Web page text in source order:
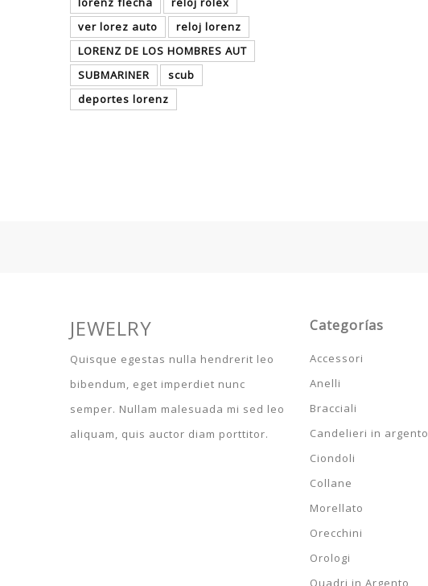
ver lorez auto
reloj lorenz
LORENZ DE LOS HOMBRES AUT
SUBMARINER
scub
deportes lorenz
JEWELRY
Quisque egestas nulla hendrerit leo
bibendum, eget imperdiet nunc
semper. Nullam malesuada mi sed leo
aliquam, quis auctor diam porttitor.
Categorías
Accessori
Anelli
Bracciali
Candelieri in argento
Ciondoli
Collane
Morellato
Orecchini
Orologi
Quadri in Argento